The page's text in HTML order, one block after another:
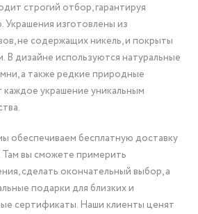
строгий отбор, гарантируя
Украшения изготовлены из
не содержащих никель, и покрыты
В дизайне используются натуральные
а также редкие природные
каждое украшение уникальным
обеспечиваем бесплатную доставку
Там вы сможете примерить
сделать окончательный выбор, а
подарки для близких и
сертификаты. Наши клиенты ценят